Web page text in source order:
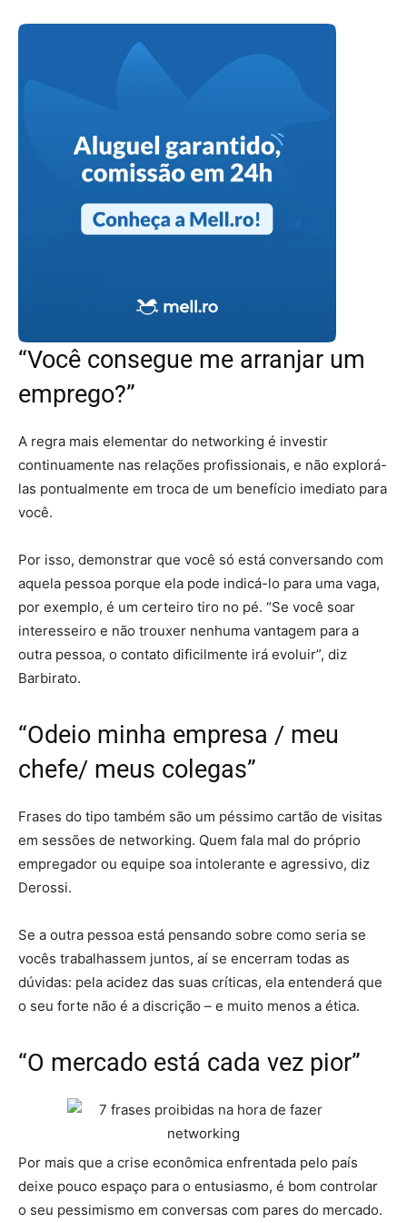
“Você consegue me arranjar um
emprego?”
A regra mais elementar do networking é investir
continuamente nas relações profissionais, e não explorá-
las pontualmente em troca de um benefício imediato para
você.
Por isso, demonstrar que você só está conversando com
aquela pessoa porque ela pode indicá-lo para uma vaga,
por exemplo, é um certeiro tiro no pé. “Se você soar
interesseiro e não trouxer nenhuma vantagem para a
outra pessoa, o contato dificilmente irá evoluir”, diz
Barbirato.
“Odeio minha empresa / meu
chefe/ meus colegas”
Frases do tipo também são um péssimo cartão de visitas
em sessões de networking. Quem fala mal do próprio
empregador ou equipe soa intolerante e agressivo, diz
Derossi.
Se a outra pessoa está pensando sobre como seria se
vocês trabalhassem juntos, aí se encerram todas as
dúvidas: pela acidez das suas críticas, ela entenderá que
o seu forte não é a discrição – e muito menos a ética.
“O mercado está cada vez pior”
Por mais que a crise econômica enfrentada pelo país
deixe pouco espaço para o entusiasmo, é bom controlar
o seu pessimismo em conversas com pares do mercado.